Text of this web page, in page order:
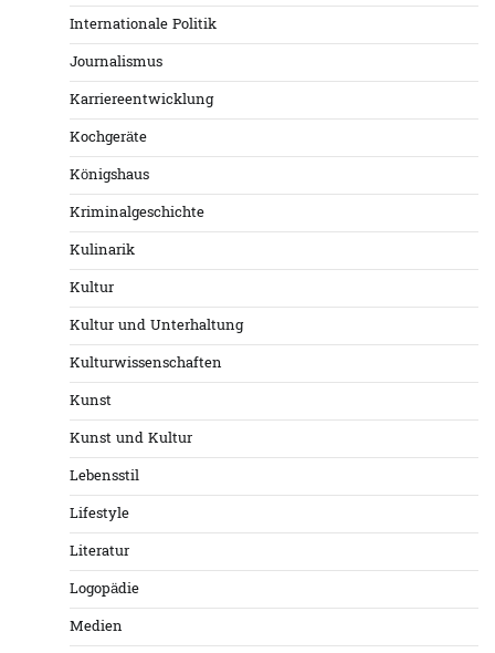
Internationale Politik
Journalismus
Karriereentwicklung
Kochgeräte
Königshaus
Kriminalgeschichte
Kulinarik
Kultur
Kultur und Unterhaltung
Kulturwissenschaften
Kunst
Kunst und Kultur
Lebensstil
Lifestyle
Literatur
Logopädie
Medien